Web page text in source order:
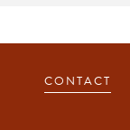
CONTACT